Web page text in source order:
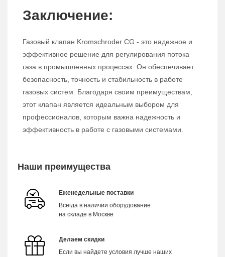
Заключение:
Газовый клапан Kromschroder CG - это надежное и
эффективное решение для регулирования потока
газа в промышленных процессах. Он обеспечивает
безопасность, точность и стабильность в работе
газовых систем. Благодаря своим преимуществам,
этот клапан является идеальным выбором для
профессионалов, которым важна надежность и
эффективность в работе с газовыми системами.
Наши преимущества
Еженедельные поставки
Всегда в наличии оборудование
на складе в Москве
Делаем скидки
Если вы найдете условия лучше наших